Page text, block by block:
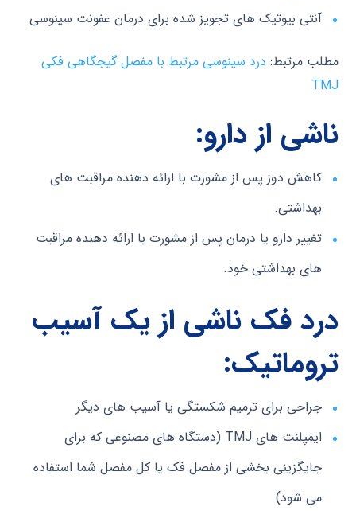
آنتی بیوتیک های تجویز شده برای درمان عفونت سینوسی
مطلب مرتبط: درد سینوسی مرتبط با مفصل گیجگاهی فکی
TMJ
ناشی از دارو:
کاهش دوز پس از مشورت با ارائه دهنده مراقبت های
بهداشتی.
تغییر دارو یا درمان پس از مشورت با ارائه دهنده مراقبت
های بهداشتی خود.
درد فک ناشی از یک آسیب
تروماتیک:
جراحی برای ترمیم شکستگی یا آسیب های دیگر
ایمپلنت های TMJ (دستگاه های مصنوعی که برای
جایگزینی بخشی از مفصل فک یا کل مفصل شما استفاده
می شود)